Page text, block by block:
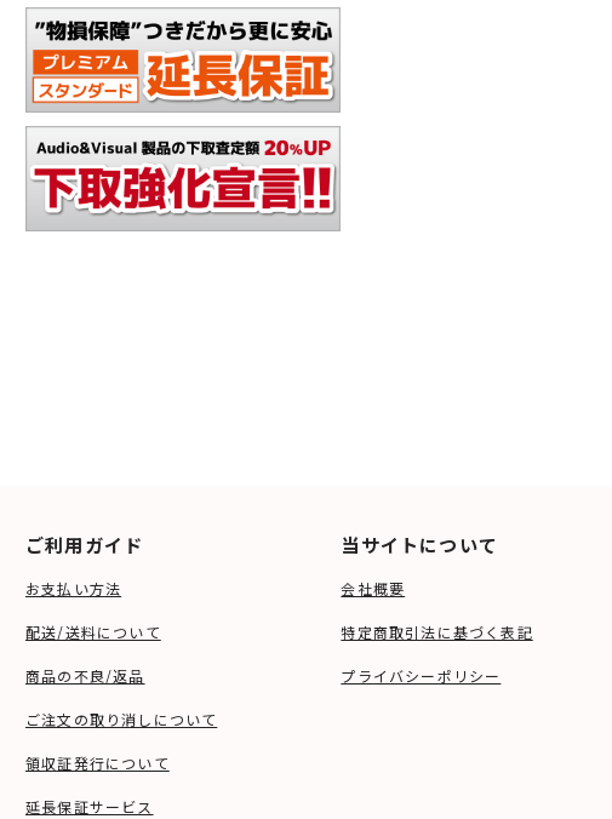
ご利用ガイド
お支払い方法
配送/送料について
商品の不良/返品
ご注文の取り消しについて
領収証発行について
延長保証サービス
当サイトについて
会社概要
特定商取引法に基づく表記
プライバシーポリシー